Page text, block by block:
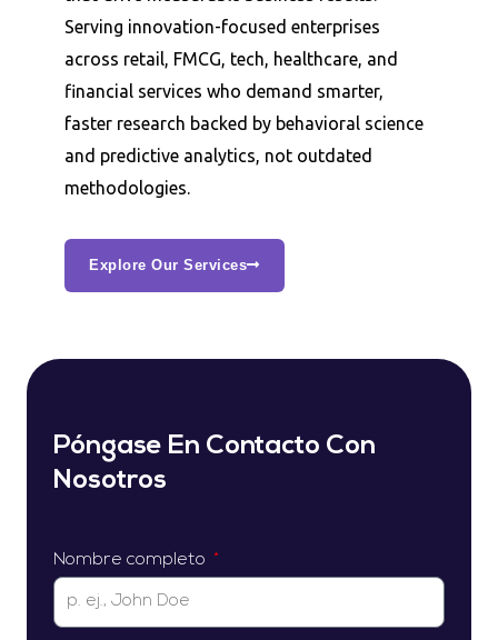
Serving innovation-focused enterprises
across retail, FMCG, tech, healthcare, and
financial services who demand smarter,
faster research backed by behavioral science
and predictive analytics, not outdated
methodologies.
Explore Our Services
Póngase En Contacto Con
Nosotros
Nombre completo